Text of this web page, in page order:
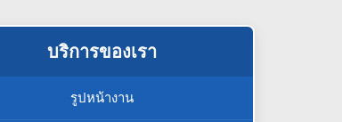
บริการของเรา
รูปหน้างาน